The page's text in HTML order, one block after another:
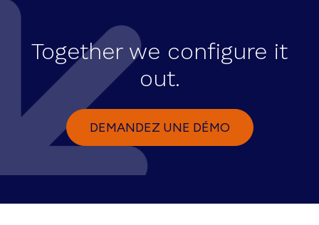
Together we configure it
out.
DEMANDEZ UNE DÉMO